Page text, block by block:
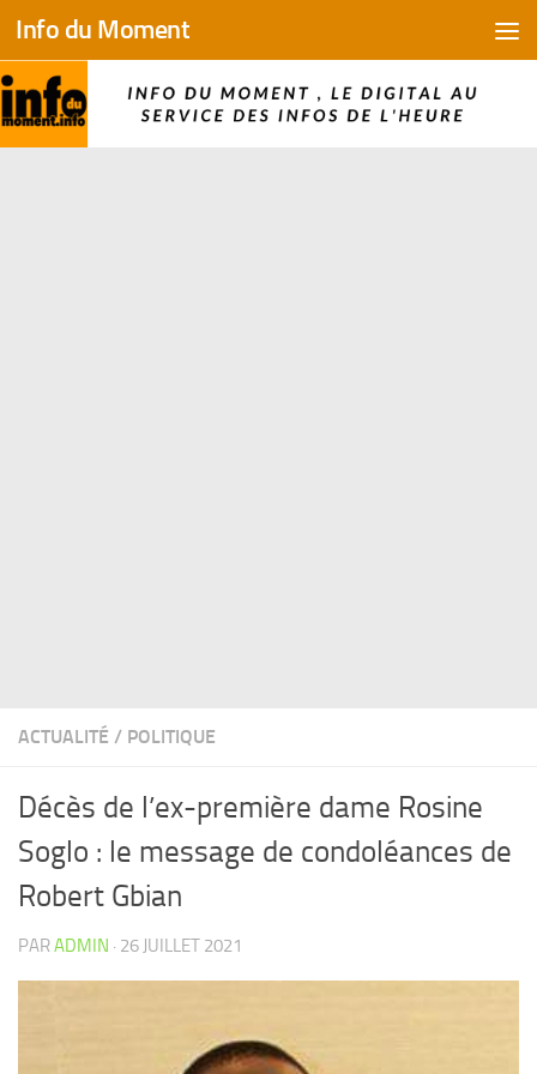
Skip to content
Info du Moment
ACTUALITÉ / POLITIQUE
Décès de l’ex-première dame Rosine
Soglo : le message de condoléances de
Robert Gbian
PARADMIN · 26 JUILLET 2021